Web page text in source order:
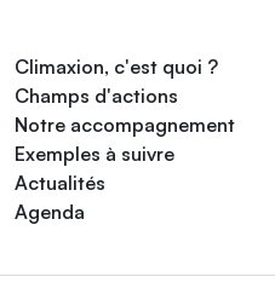
Climaxion, c'est quoi ?
Champs d'actions
Notre accompagnement
Exemples à suivre
Actualités
Agenda